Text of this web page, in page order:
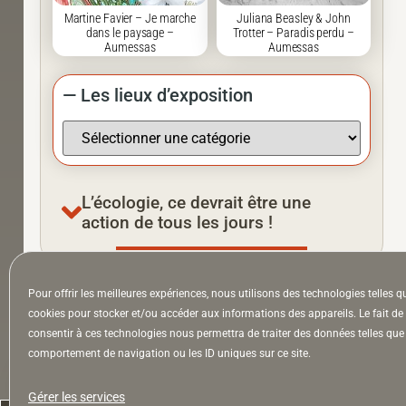
Pour offrir les meilleures expériences, nous utilisons des technologies telles
cookies pour stocker et/ou accéder aux informations des appareils. Le fait de
consentir à ces technologies nous permettra de traiter des données telles que
comportement de navigation ou les ID uniques sur ce site.
Gérer les services
Martine Favier – Je marche
dans le paysage –
Aumessas
Juliana Beasley & John
Trotter – Paradis perdu –
Aumessas
— Les lieux d’exposition
L’écologie, ce devrait être une
action de tous les jours !
À la Une Appel à auteurs Arts